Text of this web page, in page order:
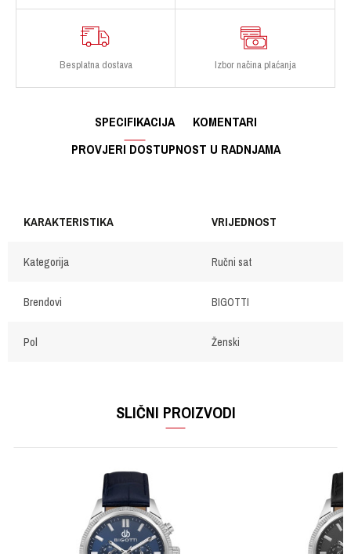
Besplatna dostava Izbor načina plaćanja
SPECIFIKACIJA
KOMENTARI
PROVJERI DOSTUPNOST U RADNJAMA
KARAKTERISTIKA VRIJEDNOST
Kategorija Ručni sat
Brendovi BIGOTTI
Pol Ženski
SLIČNI PROIZVODI